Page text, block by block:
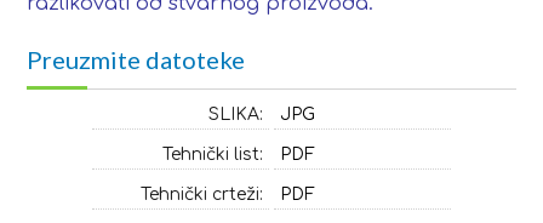
Preuzmite datoteke
SLIKA: JPG
Tehnički list: PDF
Tehnički crteži: PDF